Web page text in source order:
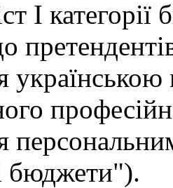
І
бюджети").